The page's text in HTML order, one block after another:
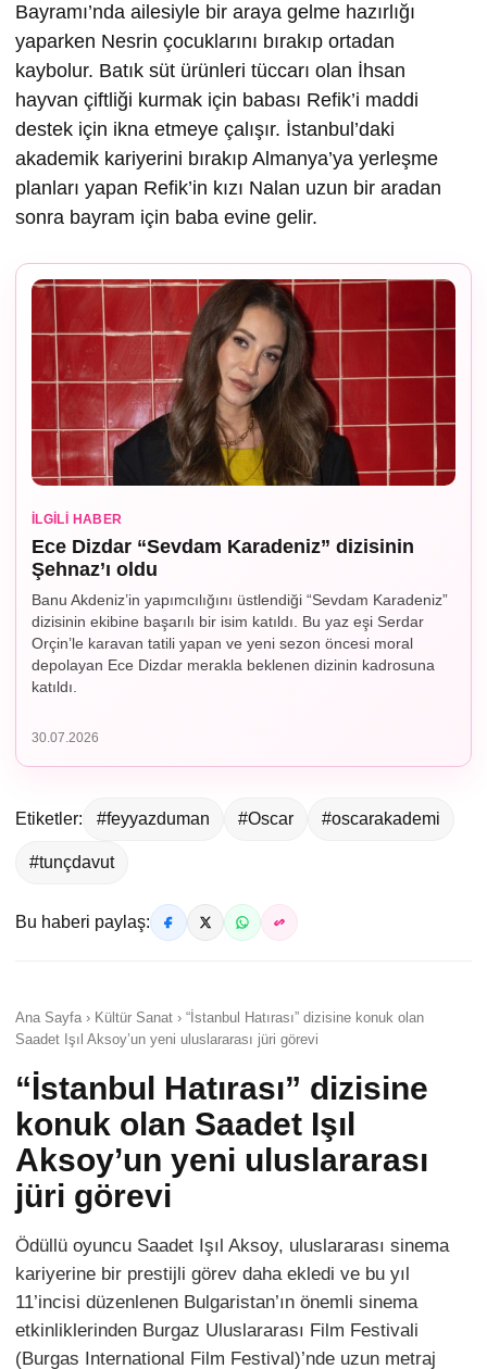
Bayramı’nda ailesiyle bir araya gelme hazırlığı
yaparken Nesrin çocuklarını bırakıp ortadan
kaybolur. Batık süt ürünleri tüccarı olan İhsan
hayvan çiftliği kurmak için babası Refik’i maddi
destek için ikna etmeye çalışır. İstanbul’daki
akademik kariyerini bırakıp Almanya’ya yerleşme
planları yapan Refik’in kızı Nalan uzun bir aradan
sonra bayram için baba evine gelir.
İLGILI HABER
Ece Dizdar “Sevdam Karadeniz” dizisinin
Şehnaz’ı oldu
Banu Akdeniz’in yapımcılığını üstlendiği “Sevdam Karadeniz”
dizisinin ekibine başarılı bir isim katıldı. Bu yaz eşi Serdar
Orçin’le karavan tatili yapan ve yeni sezon öncesi moral
depolayan Ece Dizdar merakla beklenen dizinin kadrosuna
katıldı.
30.07.2026
Etiketler: #feyyazduman #Oscar #oscarakademi
#tunçdavut
Bu haberi paylaş:
Ana Sayfa › Kültür Sanat › “İstanbul Hatırası” dizisine konuk olan
Saadet Işıl Aksoy’un yeni uluslararası jüri görevi
“İstanbul Hatırası” dizisine
konuk olan Saadet Işıl
Aksoy’un yeni uluslararası
jüri görevi
Ödüllü oyuncu Saadet Işıl Aksoy, uluslararası sinema
kariyerine bir prestijli görev daha ekledi ve bu yıl
11’incisi düzenlenen Bulgaristan’ın önemli sinema
etkinliklerinden Burgaz Uluslararası Film Festivali
(Burgas International Film Festival)’nde uzun metraj